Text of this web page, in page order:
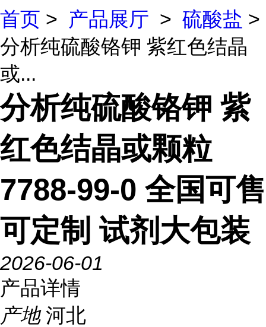
首页 > 产品展厅 > 硫酸盐 >
分析纯硫酸铬钾 紫红色结晶
或...
分析纯硫酸铬钾 紫
红色结晶或颗粒
7788-99-0 全国可售
可定制 试剂大包装
2026-06-01
产品详情
产地 河北